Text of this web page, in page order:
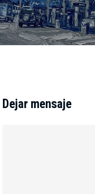
Dejar mensaje